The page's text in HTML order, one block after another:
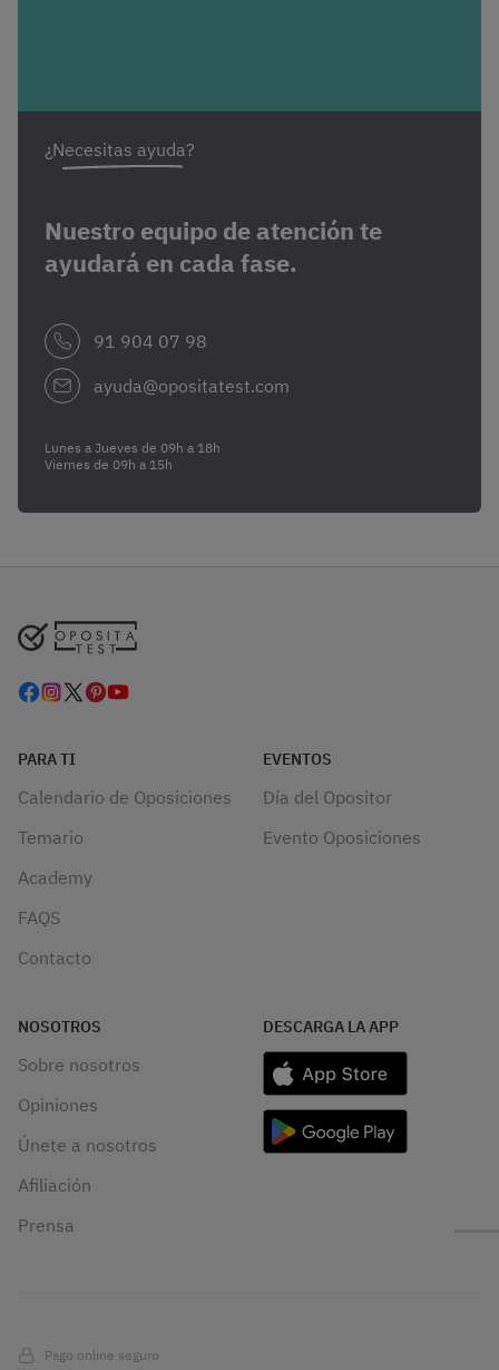
¿Necesitas ayuda?
Nuestro equipo de atención te
ayudará en cada fase.
91 904 07 98
ayuda@opositatest.com
Lunes a Jueves de 09h a 18h
Viernes de 09h a 15h